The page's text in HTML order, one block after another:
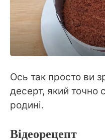
Ось так просто ви
десерт, який точно
родині.
Відеорецепт